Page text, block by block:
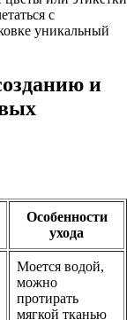
с
уникальный
и
Особенности
ухода
Моется водой,
можно
протирать
мягкой тканью